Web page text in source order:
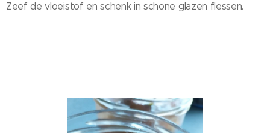
Zeef de vloeistof en schenk in schone glazen flessen.